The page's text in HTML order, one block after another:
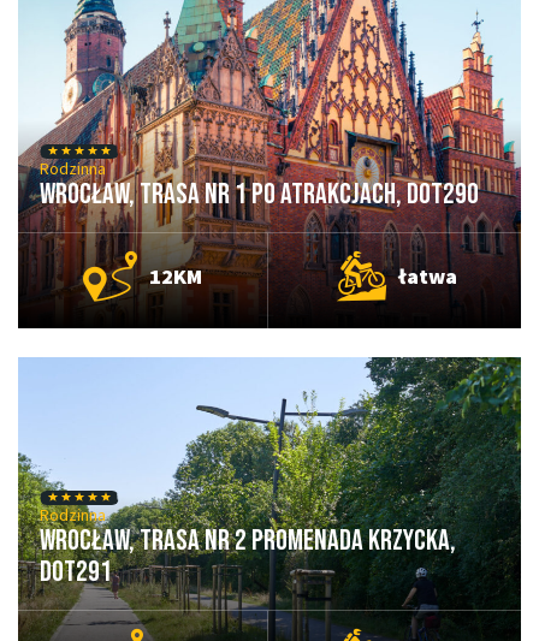
Rodzinna
Wrocław, Trasa nr 1 Po Atrakcjach, DOT290
12KM łatwa
Rodzinna
Wrocław, Trasa nr 2 Promenada Krzycka,
DOT291